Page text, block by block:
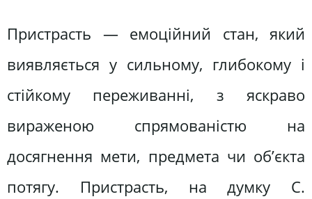
Пристрасть — емоційний стан, який
виявляється у сильному, глибокому і
стійкому переживанні, з яскраво
вираженою спрямованістю на
досягнення мети, предмета чи об’єкта
потягу. Пристрасть, на думку С.